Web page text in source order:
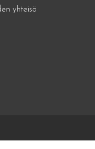
yhteisö